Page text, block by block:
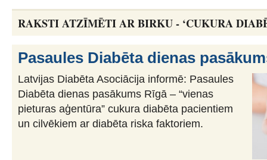
RAKSTI ATZĪMĒTI AR BIRKU - ‘CUKURA
Pasaules Diabēta dienas
Latvijas Diabēta Asociācija informē: Pasaules
Diabēta dienas pasākums Rīgā – “vienas
pieturas aģentūra” cukura diabēta pacientiem
un cilvēkiem ar diabēta riska faktoriem.